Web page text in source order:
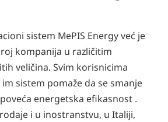
sistem MePIS Energy već je
kompanija u različitim
veličina. Svim korisnicima
sistem pomaže da se smanje
energetska efikasnost .
i u inostranstvu, u Italiji,